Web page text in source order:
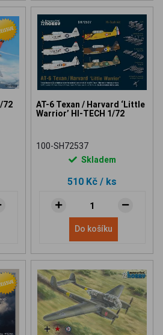
72
AT-6 Texan / Harvard ‘Little
Warrior’ HI-TECH 1/72
100-SH72537
Skladem
510 Kč / ks
Do košíku